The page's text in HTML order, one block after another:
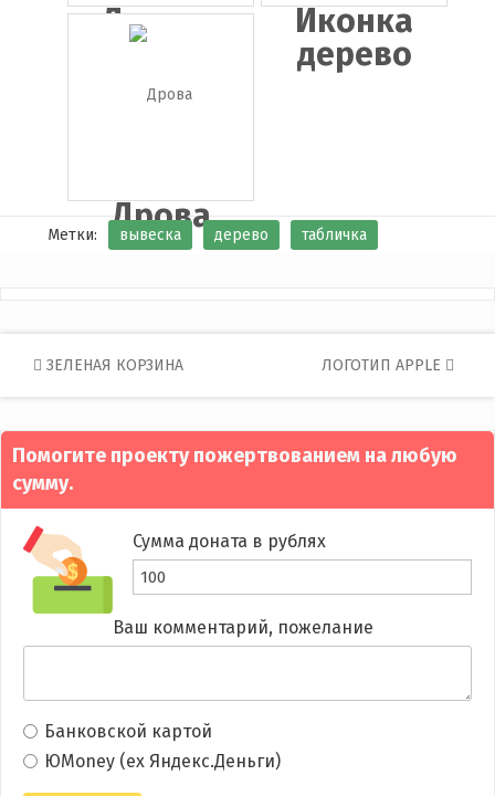
Дерево
Иконка
дерево
Дрова
Метки: вывеска дерево табличка
Post
navigation
ЗЕЛЕНАЯ КОРЗИНА ЛОГОТИП APPLE
Помогите проекту пожертвованием на любую
сумму.
Сумма доната в рублях
Ваш комментарий, пожелание
Банковской картой
ЮMoney (ex Яндекс.Деньги)